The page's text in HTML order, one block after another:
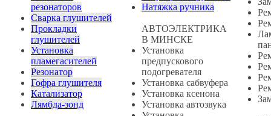
резонаторов
Сварка глушителей
Прокладки
глушителей
Установка
пламегасителей
Резонатор
Гофра глушителя
Катализатор
Лямбда-зонд
Натяжка ручника
АВТОЭЛЕКТРИКА
В МИНСКЕ
Установка
предпускового
подогревателя
Установка сабвуфера
Установка ксенона
Установка автозвука